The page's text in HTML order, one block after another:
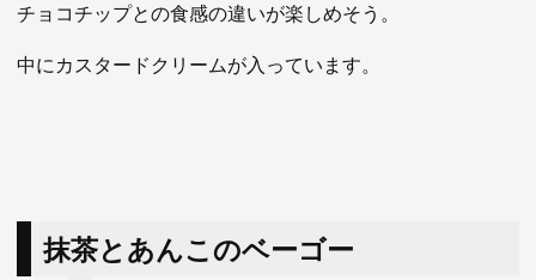
チョコチップとの食感の違いが楽しめそう。
中にカスタードクリームが入っています。
抹茶とあんこのベーゴー